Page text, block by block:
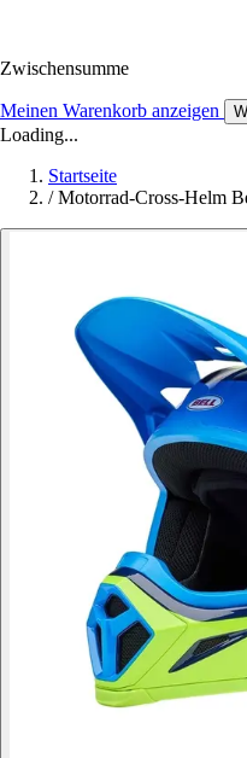
Zwischensumme
Meinen Warenkorb anzeigen
Loading...
Startseite
/ Motorrad-Cross-Helm